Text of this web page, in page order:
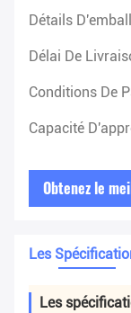
Détails
Délai De
Conditions De
Capacité
Obtenez le
Les
Les